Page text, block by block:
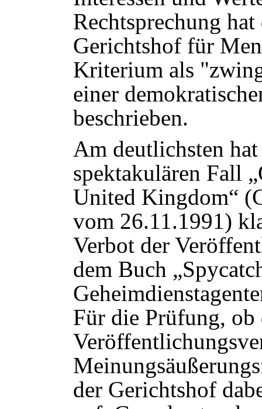
Rechtsprechung
Gerichtshof für
Kriterium als
einer
beschrieben.
Am deutlichsten
spektakulären Fall
United Kingdom“
vom 26.11.1991)
Verbot der
dem Buch
Für die Prüfung, ob
der Gerichtshof